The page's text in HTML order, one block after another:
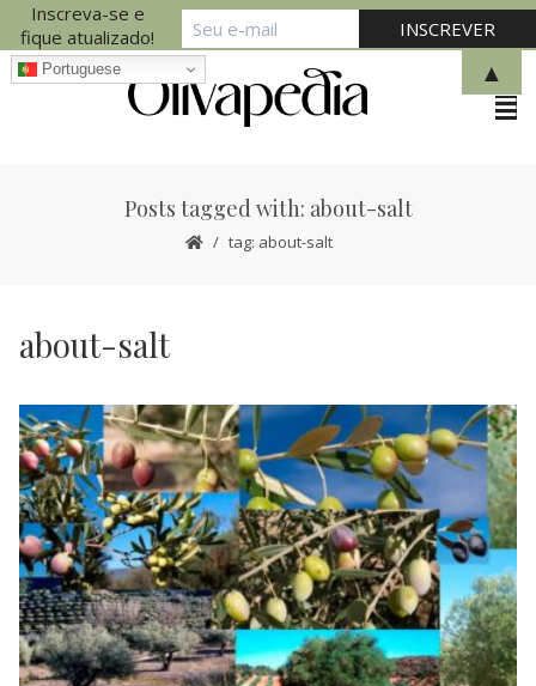
Posts tagged with: about-salt
tag: about-salt
about-salt
Inscreva-se e
fique atualizado!
▲
Portuguese